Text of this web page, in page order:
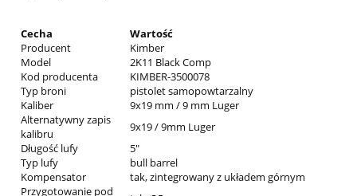
Cecha
Wartość
Producent
Kimber
Model
2K11 Black Comp
Kod producenta
KIMBER-3500078
Typ broni
pistolet samopowtarzalny
Kaliber
9x19 mm / 9 mm Luger
Alternatywny zapis
kalibru
9x19 / 9mm Luger
Długość lufy
5"
Typ lufy
bull barrel
Kompensator
tak, zintegrowany z układem górnym
Przygotowanie pod